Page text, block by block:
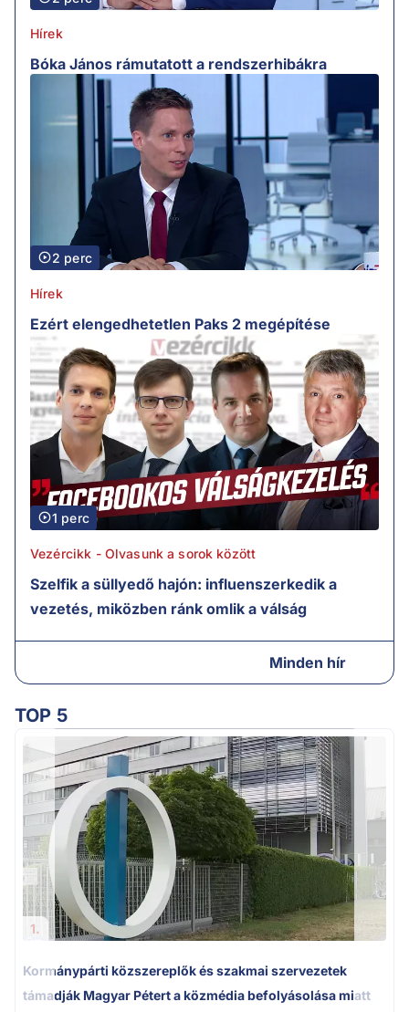
Hírek
Bóka János rámutatott a rendszerhibákra
2 perc
Hírek
Ezért elengedhetetlen Paks 2 megépítése
1 perc
Vezércikk - Olvasunk a sorok között
Szelfik a süllyedő hajón: influenszerkedik a
vezetés, miközben ránk omlik a válság
Minden hír
TOP 5
1.
Kormánypárti közszereplők és szakmai szervezetek
támadják Magyar Pétert a közmédia befolyásolása miatt